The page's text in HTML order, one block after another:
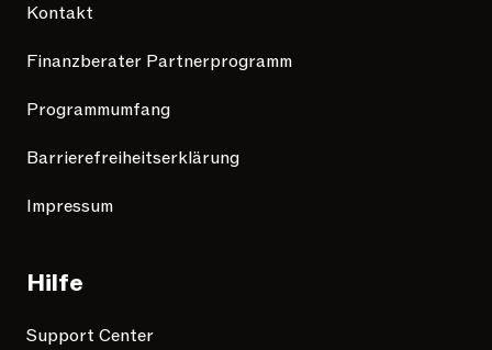
Kontakt
Finanzberater Partnerprogramm
Programmumfang
Barrierefreiheitserklärung
Impressum
Hilfe
Support Center